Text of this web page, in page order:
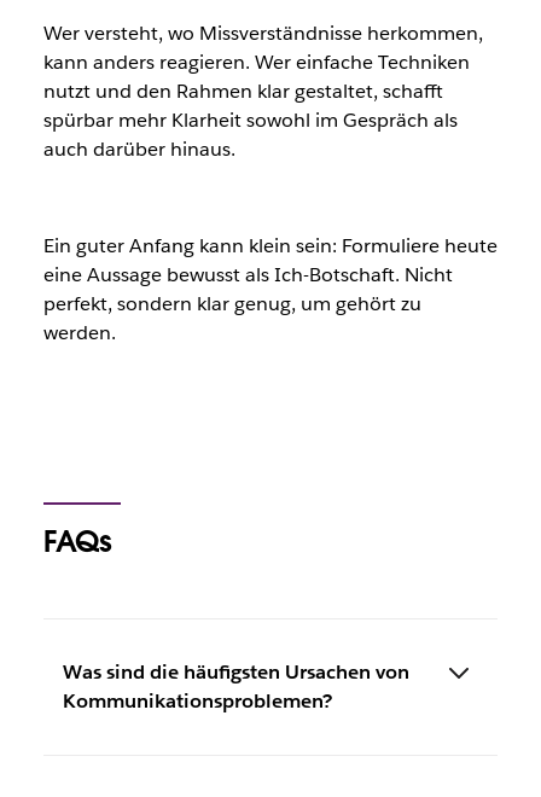
Wer versteht, wo Missverständnisse herkommen,
kann anders reagieren. Wer einfache Techniken
nutzt und den Rahmen klar gestaltet, schafft
spürbar mehr Klarheit sowohl im Gespräch als
auch darüber hinaus.
Ein guter Anfang kann klein sein: Formuliere heute
eine Aussage bewusst als Ich-Botschaft. Nicht
perfekt, sondern klar genug, um gehört zu
werden.
FAQs
Was sind die häufigsten Ursachen von
Kommunikationsproblemen?